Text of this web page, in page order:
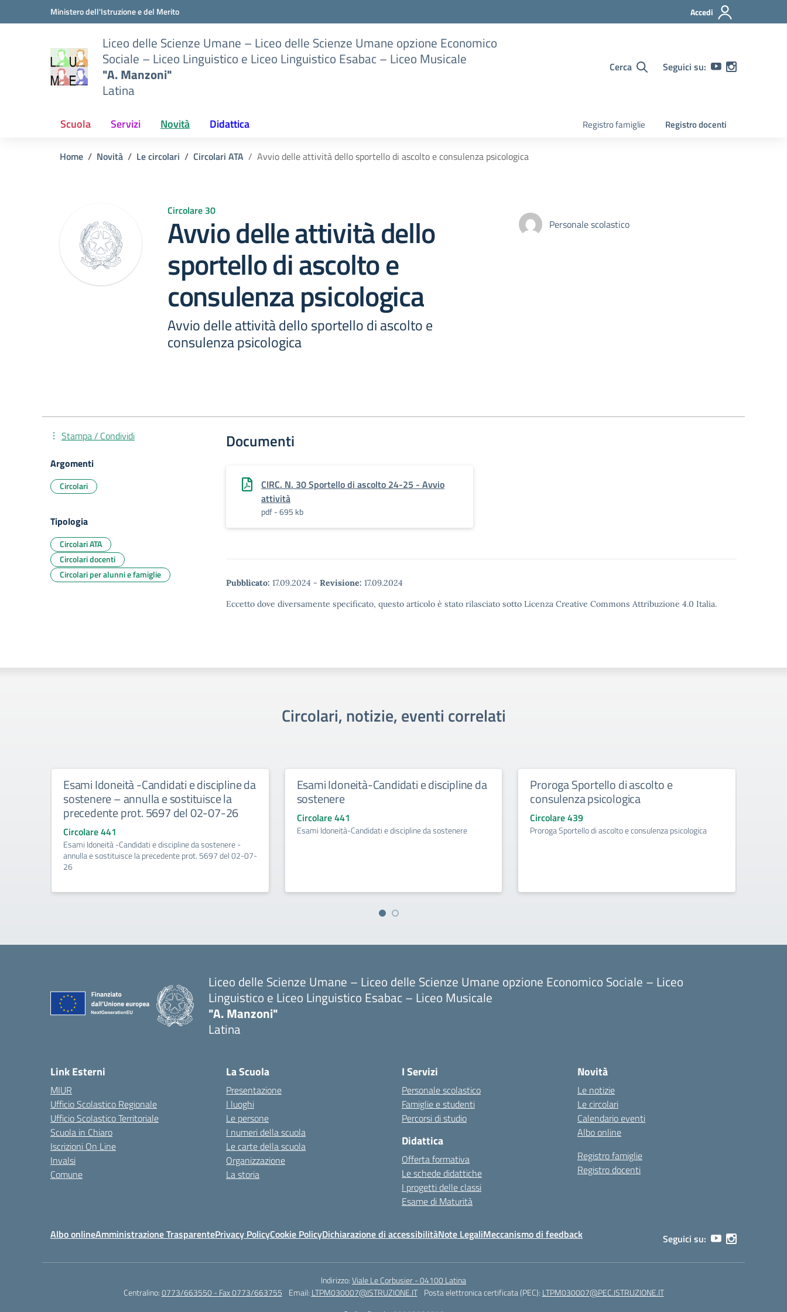
Vai ai contenuti
Vai al menu di navigazioneMinistero dell'Istruzione e del Merito Accedi
Liceo delle Scienze Umane – Liceo delle Scienze Umane opzione Economico
Sociale – Liceo Linguistico e Liceo Linguistico Esabac – Liceo Musicale
"A. Manzoni"
Latina
Cerca Seguici su:
Scuola Servizi Novità Didattica Registro famiglie Registro docenti
Home Novità Le circolari Circolari ATA Avvio delle attività dello sportello di ascolto e consulenza psicologica
Circolare 30
Avvio delle attività dello
sportello di ascolto e
consulenza psicologica
Avvio delle attività dello sportello di ascolto e
consulenza psicologica
Personale scolastico
Documenti
CIRC. N. 30 Sportello di ascolto 24-25 - Avvio
attività
pdf - 695 kb
Pubblicato: 17.09.2024 - Revisione: 17.09.2024
Eccetto dove diversamente specificato, questo articolo è stato rilasciato sotto Licenza Creative Commons Attribuzione 4.0 Italia.
Stampa / Condividi
Argomenti
Circolari
Tipologia
Circolari ATA
Circolari docenti
Circolari per alunni e famiglie
Circolari, notizie, eventi correlati
Esami Idoneità -Candidati e discipline da
sostenere – annulla e sostituisce la
precedente prot. 5697 del 02-07-26
Circolare 441
Esami Idoneità -Candidati e discipline da sostenere -
annulla e sostituisce la precedente prot. 5697 del 02-07-
26
Esami Idoneità-Candidati e discipline da
sostenere
Circolare 441
Esami Idoneità-Candidati e discipline da sostenere
Proroga Sportello di ascolto e
consulenza psicologica
Circolare 439
Proroga Sportello di ascolto e consulenza psicologica
Liceo delle Scienze Umane – Liceo delle Scienze Umane opzione Economico Sociale – Liceo
Linguistico e Liceo Linguistico Esabac – Liceo Musicale
"A. Manzoni"
Latina
Link Esterni
MIUR
Ufficio Scolastico Regionale
Ufficio Scolastico Territoriale
Scuola in Chiaro
Iscrizioni On Line
Invalsi
Comune
La Scuola
Presentazione
I luoghi
Le persone
I numeri della scuola
Le carte della scuola
Organizzazione
La storia
I Servizi
Personale scolastico
Famiglie e studenti
Percorsi di studio
Didattica
Offerta formativa
Le schede didattiche
I progetti delle classi
Esame di Maturità
Novità
Le notizie
Le circolari
Calendario eventi
Albo online
Registro famiglie
Registro docenti
Albo onlineAmministrazione TrasparentePrivacy PolicyCookie PolicyDichiarazione di accessibilitàNote LegaliMeccanismo di feedback Seguici su:
Indirizzo:Viale Le Corbusier - 04100 Latina
Centralino:0773/663550 - Fax 0773/663755 Email: LTPM030007@ISTRUZIONE.IT Posta elettronica certificata (PEC): LTPM030007@PEC.ISTRUZIONE.IT